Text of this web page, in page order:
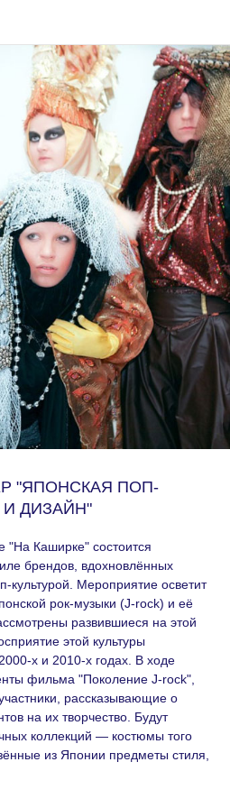
"ЯПОНСКАЯ ПОП-
И ДИЗАЙН"
"На Каширке" состоится
брендов, вдохновлённых
культурой. Мероприятие осветит
рок-музыки (J-rock) и её
развившиеся на этой
этой культуры
х и 2010-х годах. В ходе
фильма "Поколение J-rock",
рассказывающие о
на их творчество. Будут
коллекций — костюмы того
из Японии предметы стиля,